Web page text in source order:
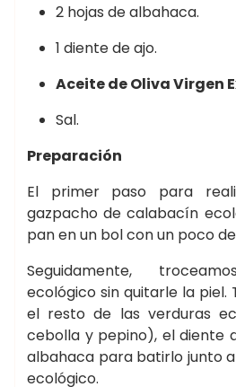
2 hojas de albahaca.
1 diente de ajo.
Aceite de Oliva Virgen
Sal.
Preparación
El primer paso para
gazpacho de calabacín
pan en un bol con un poco
Seguidamente,
ecológico sin quitarle la piel.
el resto de las verduras
cebolla y pepino), el diente
albahaca para batirlo junto
ecológico.